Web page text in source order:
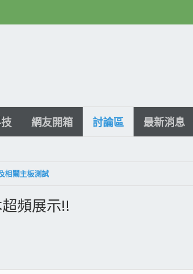
網友開箱 討論區 最新消息
相關主板測試
頻展示!!